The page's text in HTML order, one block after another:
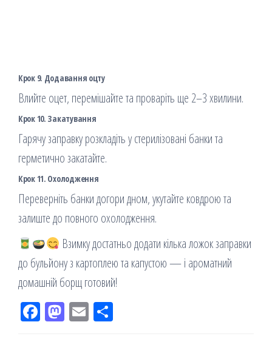
Крок 9. Додавання оцту
Влийте оцет, перемішайте та проваріть ще 2–3 хвилини.
Крок 10. Закатування
Гарячу заправку розкладіть у стерилізовані банки та
герметично закатайте.
Крок 11. Охолодження
Переверніть банки догори дном, укутайте ковдрою та
залиште до повного охолодження.
Взимку достатньо додати кілька ложок заправки
до бульйону з картоплею та капустою — і ароматний
домашній борщ готовий!
Fac M Em